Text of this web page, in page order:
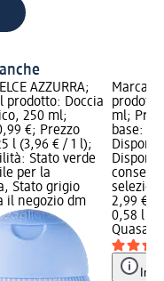
AZZURRA;
prodotto: Doccia
250 ml;
€; Prezzo
l (3,96 € / 1 l);
Stato verde
per la
Stato grigio
il negozio dm
Marca:
ml;
base:
2,99 €
0,58 l
Quasar